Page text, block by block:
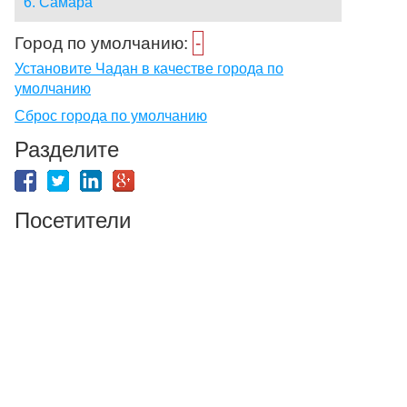
Город по умолчанию: -
Установите Чадан в качестве города по
умолчанию
Сброс города по умолчанию
Разделите
Посетители